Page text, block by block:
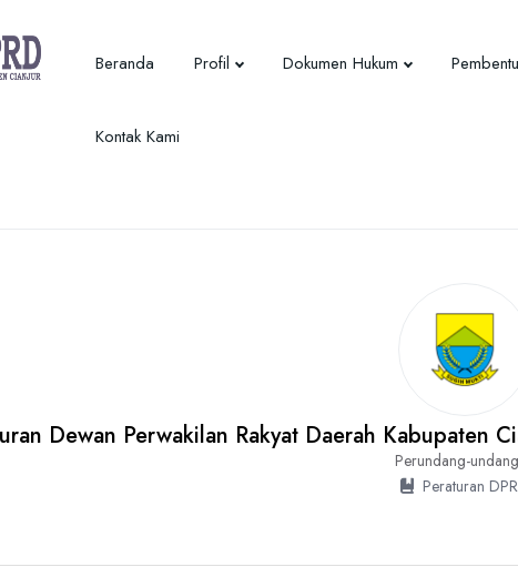
Beranda Profil Dokumen Hukum
Kontak Kami
Dewan Perwakilan Rakyat Daerah Kabupaten
Perundang-
Peraturan